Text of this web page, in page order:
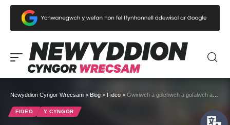
Newyddion Cyngor Wrecsam > Blog > Fideo > Gwiriwch a golchwch a gofalwch am y gweddillion – 2 gyngor ailgylchu syml ar gyfer gwell Wrecsam
FIDEO Y CYNGOR